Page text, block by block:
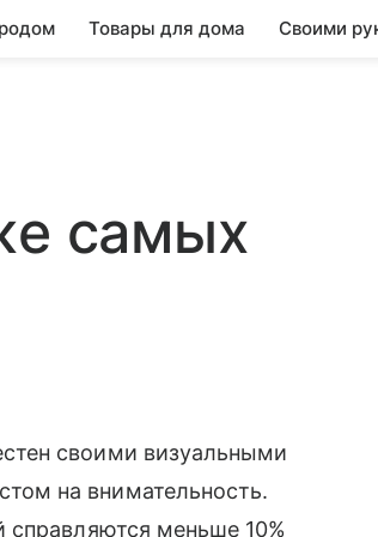
Товары для дома Своими
самых
своими визуальными
на внимательность.
справляются меньше 10%